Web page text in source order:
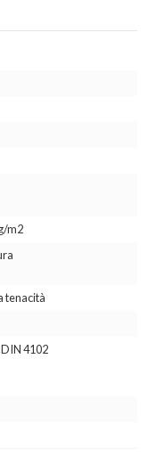
m2
tenacità
4102